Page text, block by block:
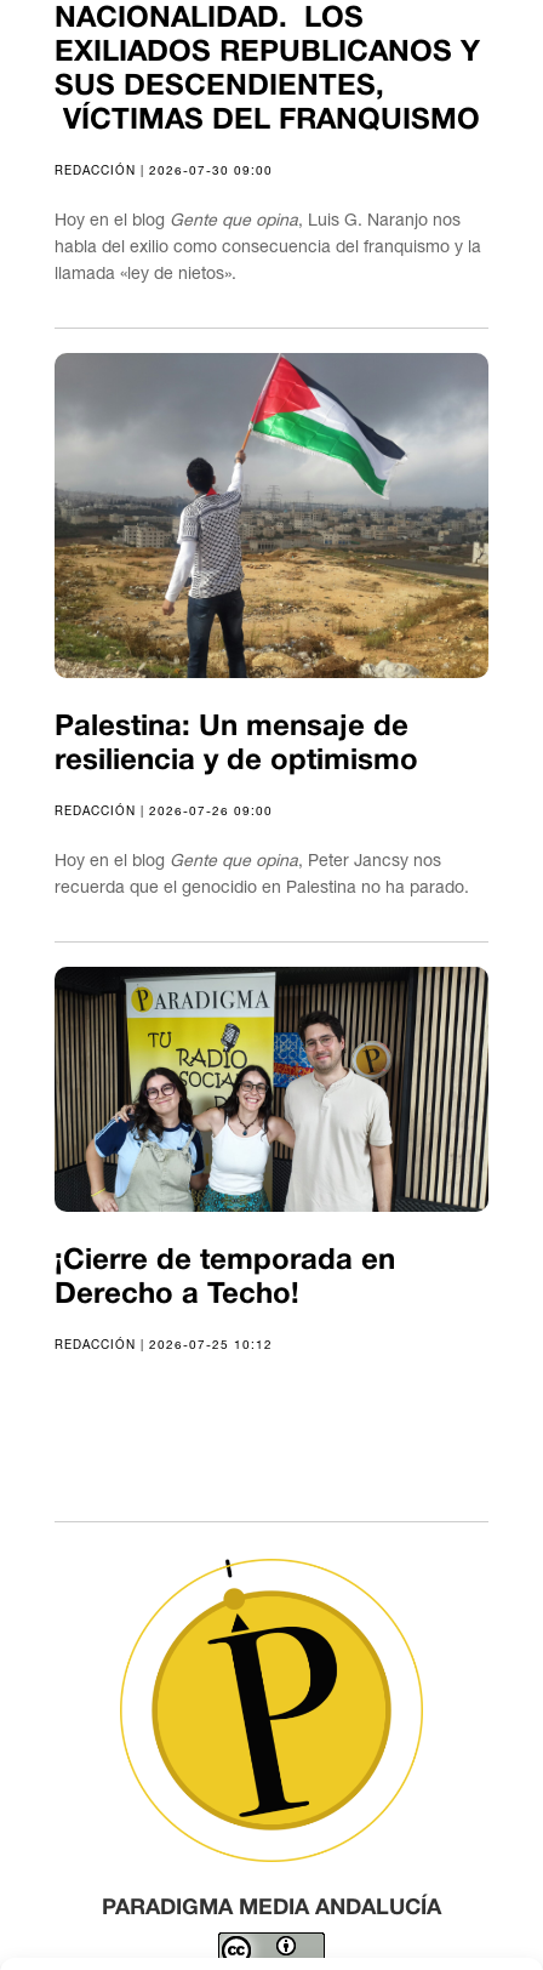
NACIONALIDAD. LOS
EXILIADOS REPUBLICANOS Y
SUS DESCENDIENTES,
VÍCTIMAS DEL FRANQUISMO
REDACCIÓN | 2026-07-30 09:00
Hoy en el blog Gente que opina, Luis G. Naranjo nos
habla del exilio como consecuencia del franquismo y la
llamada «ley de nietos».
Palestina: Un mensaje de
resiliencia y de optimismo
REDACCIÓN | 2026-07-26 09:00
Hoy en el blog Gente que opina, Peter Jancsy nos
recuerda que el genocidio en Palestina no ha parado.
¡Cierre de temporada en
Derecho a Techo!
REDACCIÓN | 2026-07-25 10:12
PARADIGMA MEDIA ANDALUCÍA